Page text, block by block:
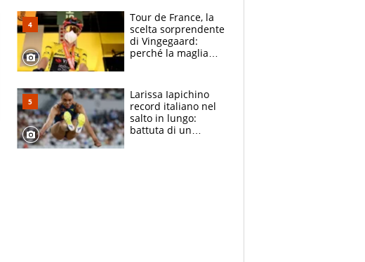
compagni
Tour de France, la
scelta sorprendente
di Vingegaard:
perché la maglia
rischio da evitare
Larissa Iapichino
record italiano nel
salto in lungo:
battuta di un